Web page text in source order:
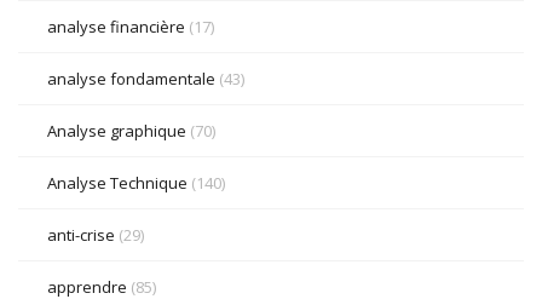
analyse financière (17)
analyse fondamentale (43)
Analyse graphique (70)
Analyse Technique (140)
anti-crise (29)
apprendre (85)